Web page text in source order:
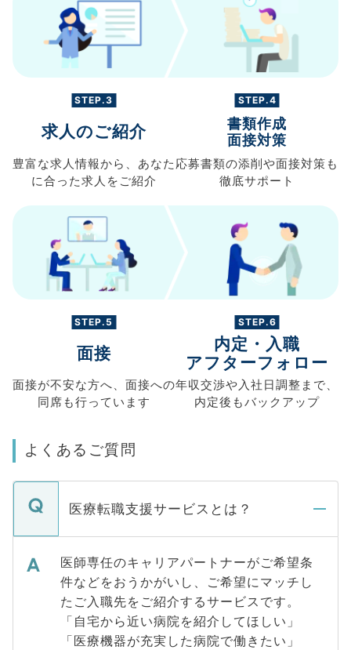
STEP.3
求人のご紹介
豊富な求人情報から、 あなた
に合った求人を ご紹介
STEP.4
書類作成
面接対策
応募書類の添削や面接対策も
徹底サポート
STEP.5
面接
面接が不安な方へ、 面接への
同席も行っています
STEP.6
内定・入職
アフターフォロー
年収交渉や入社日調整まで、
内定後もバックアップ
よくあるご質問
医療転職支援サービスとは？
医師専任のキャリアパートナーがご希望条
件などをおうかがいし、ご希望にマッチし
たご入職先をご紹介するサービスです。
「自宅から近い病院を紹介してほしい」
「医療機器が充実した病院で働きたい」